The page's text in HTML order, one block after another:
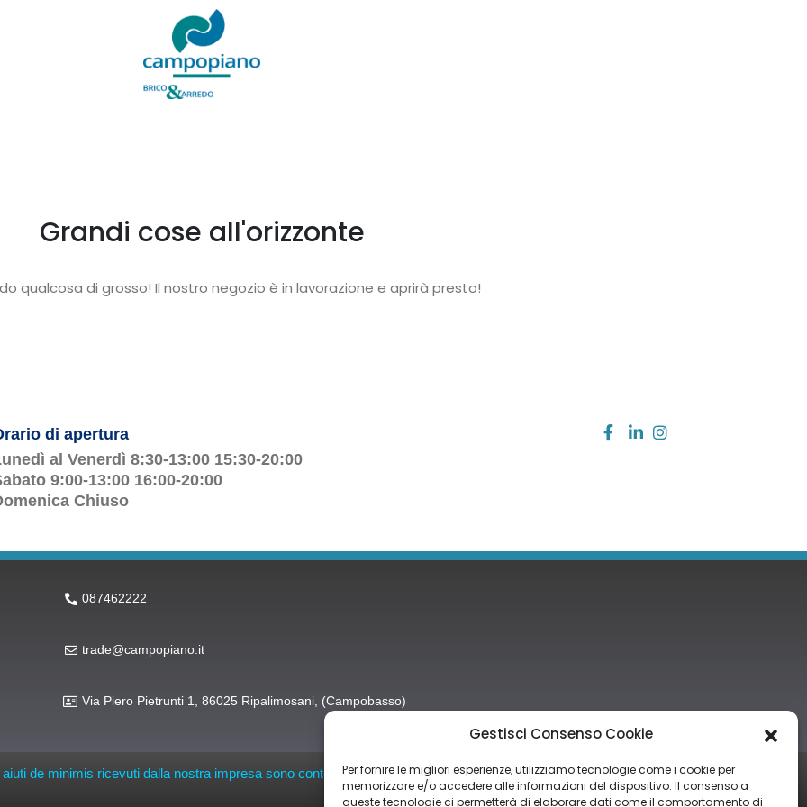
Gestisci Consenso Cookie
Per fornire le migliori esperienze, utilizziamo tecnologie come i cookie per
memorizzare e/o accedere alle informazioni del dispositivo. Il consenso a
queste tecnologie ci permetterà di elaborare dati come il comportamento di
Grandi cose all'orizzonte
qualcosa di grosso! Il nostro negozio è in lavorazione e aprirà presto!
di apertura
al Venerdì 8:30-13:00 15:30-20:00
9:00-13:00 16:00-20:00
Chiuso
087462222
trade@campopiano.it
Via Piero Pietrunti 1, 86025 Ripalimosani, (Campobasso)
de minimis ricevuti dalla nostra impresa sono contenuti nel Registro nazionale degli aiuti di Stato di cui all’art. 52 della L. 234/2012” e